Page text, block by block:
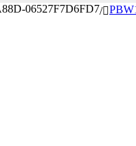
/
06527F7D6FD7